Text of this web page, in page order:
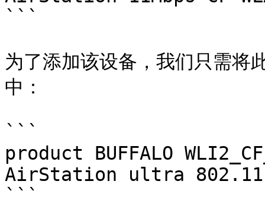
```
为了添加该设备，我们只需
中：
```
product BUFFALO WLI2_CF_S11G	0x030c
AirStation ultra
```